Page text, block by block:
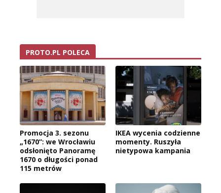
PROTO.PL POLECA
Promocja 3. sezonu
„1670”: we Wrocławiu
odsłonięto Panoramę
1670 o długości ponad
115 metrów
IKEA wycenia codzienne
momenty. Ruszyła
nietypowa kampania